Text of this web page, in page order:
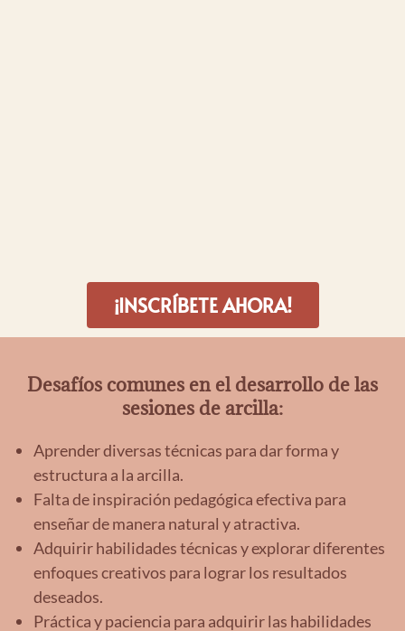
¡INSCRÍBETE AHORA!
Desafíos comunes en el desarrollo de las
sesiones de arcilla:
Aprender diversas técnicas para dar forma y
estructura a la arcilla.
Falta de inspiración pedagógica efectiva para
enseñar de manera natural y atractiva.
Adquirir habilidades técnicas y explorar diferentes
enfoques creativos para lograr los resultados
deseados.
Práctica y paciencia para adquirir las habilidades